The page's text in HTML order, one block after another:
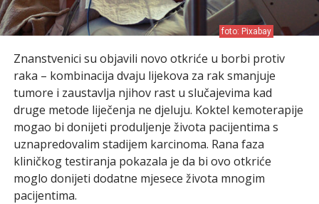
foto: Pixabay
Znanstvenici su objavili novo otkriće u borbi protiv
raka – kombinacija dvaju lijekova za rak smanjuje
tumore i zaustavlja njihov rast u slučajevima kad
druge metode liječenja ne djeluju. Koktel kemoterapije
mogao bi donijeti produljenje života pacijentima s
uznapredovalim stadijem karcinoma. Rana faza
kliničkog testiranja pokazala je da bi ovo otkriće
moglo donijeti dodatne mjesece života mnogim
pacijentima.